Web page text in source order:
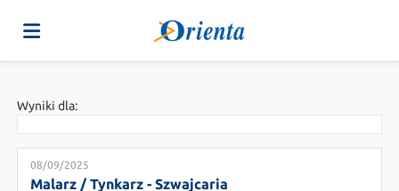
główna
Oferty
Wyniki dla:
08/09/2025
Malarz / Tynkarz - Szwajcaria